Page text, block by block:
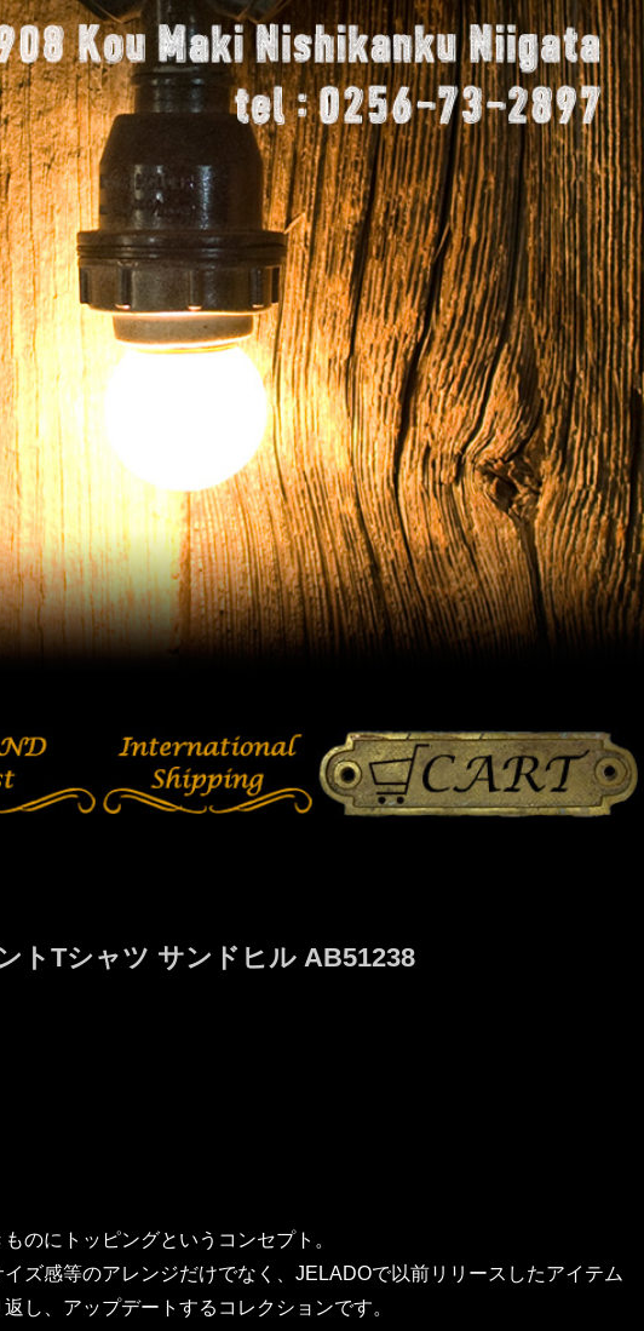
トTシャツ サンドヒル AB51238
のにトッピングというコンセプト。
ズ感等のアレンジだけでなく、JELADOで以前リリースしたアイテム
し、アップデートするコレクションです。